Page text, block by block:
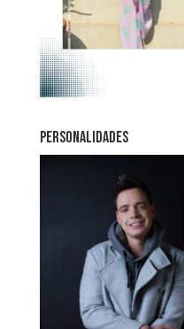
PERSONALIDADES